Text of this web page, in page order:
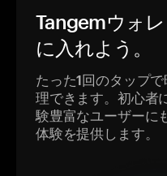
Tangemウォ
に入れよう。
たった1回のタップ
理できます。初心者
験豊富なユーザーに
体験を提供します。